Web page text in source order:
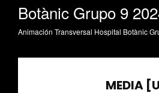
Botànic Grupo 9
Animación Transversal Hospital Botànic